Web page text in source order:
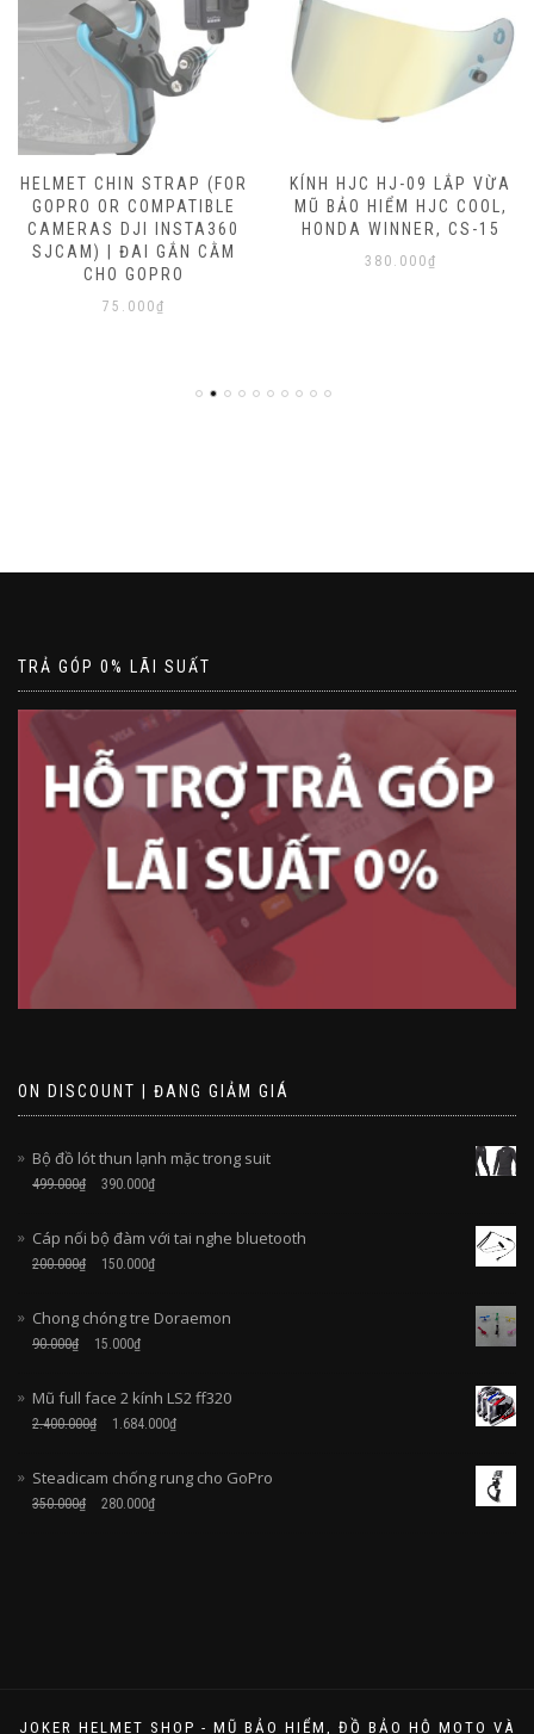
HELMET CHIN STRAP (FOR
GOPRO OR COMPATIBLE
CAMERAS DJI INSTA360
SJCAM) | ĐAI GẮN CẰM
CHO GOPRO
75.000₫
KÍNH HJC HJ-09 LẮP VỪA
MŨ BẢO HIỂM HJC COOL,
HONDA WINNER, CS-15
380.000₫
TRẢ GÓP 0% LÃI SUẤT
ON DISCOUNT | ĐANG GIẢM GIÁ
Bộ đồ lót thun lạnh mặc trong suit
499.000₫ 390.000₫
Cáp nối bộ đàm với tai nghe bluetooth
200.000₫ 150.000₫
Chong chóng tre Doraemon
90.000₫ 15.000₫
Mũ full face 2 kính LS2 ff320
2.400.000₫ 1.684.000₫
Steadicam chống rung cho GoPro
350.000₫ 280.000₫
JOKER HELMET SHOP - MŨ BẢO HIỂM, ĐỒ BẢO HỘ MOTO VÀ